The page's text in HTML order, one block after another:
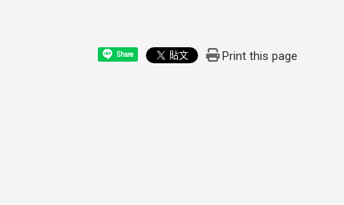
Share Print this page